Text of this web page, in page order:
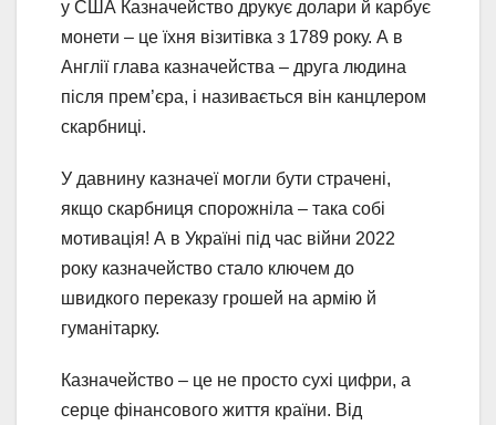
у США Казначейство друкує долари й карбує
монети – це їхня візитівка з 1789 року. А в
Англії глава казначейства – друга людина
після прем’єра, і називається він канцлером
скарбниці.
У давнину казначеї могли бути страчені,
якщо скарбниця спорожніла – така собі
мотивація! А в Україні під час війни 2022
року казначейство стало ключем до
швидкого переказу грошей на армію й
гуманітарку.
Казначейство – це не просто сухі цифри, а
серце фінансового життя країни. Від